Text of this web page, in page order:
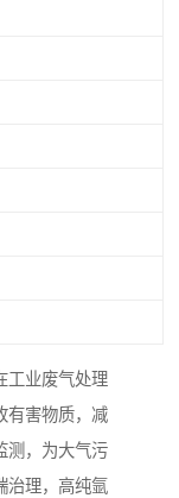
工业废气处理
有害物质，减
测，为大气污
治理，高纯氩